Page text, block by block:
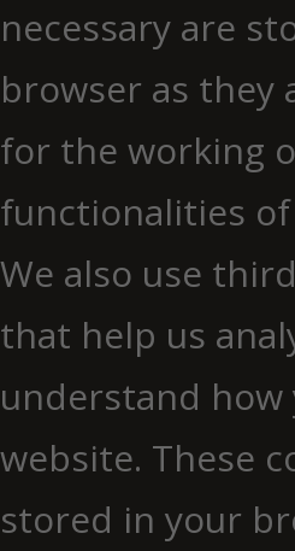
necessary are
browser as they
for the working
functionalities
We also use
that help us
understand how
website. These
stored in your